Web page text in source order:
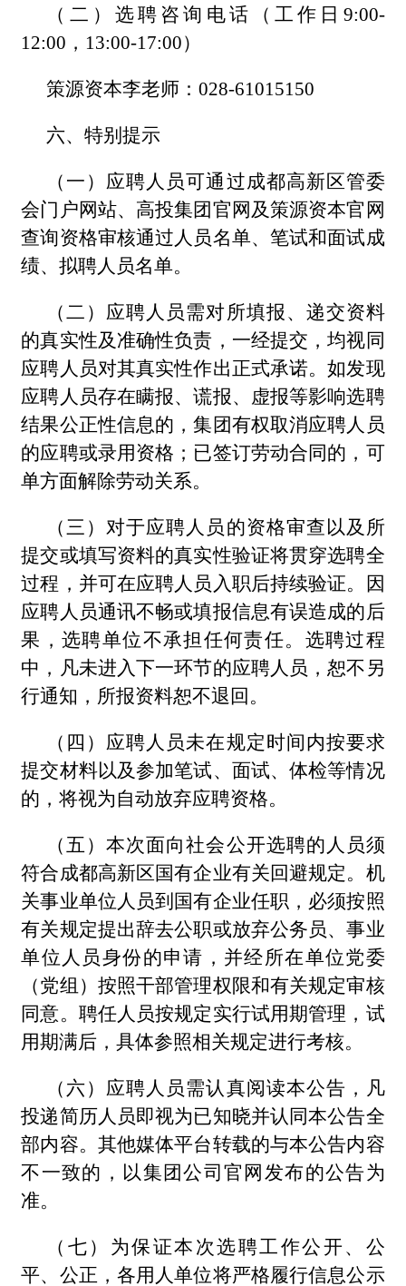
（二）选聘咨询电话（工作日9:00-
12:00，13:00-17:00）
策源资本李老师：028-61015150
六、特别提示
（一）应聘人员可通过成都高新区管委
会门户网站、高投集团官网及策源资本官网
查询资格审核通过人员名单、笔试和面试成
绩、拟聘人员名单。
（二）应聘人员需对所填报、递交资料
的真实性及准确性负责，一经提交，均视同
应聘人员对其真实性作出正式承诺。如发现
应聘人员存在瞒报、谎报、虚报等影响选聘
结果公正性信息的，集团有权取消应聘人员
的应聘或录用资格；已签订劳动合同的，可
单方面解除劳动关系。
（三）对于应聘人员的资格审查以及所
提交或填写资料的真实性验证将贯穿选聘全
过程，并可在应聘人员入职后持续验证。因
应聘人员通讯不畅或填报信息有误造成的后
果，选聘单位不承担任何责任。选聘过程
中，凡未进入下一环节的应聘人员，恕不另
行通知，所报资料恕不退回。
（四）应聘人员未在规定时间内按要求
提交材料以及参加笔试、面试、体检等情况
的，将视为自动放弃应聘资格。
（五）本次面向社会公开选聘的人员须
符合成都高新区国有企业有关回避规定。机
关事业单位人员到国有企业任职，必须按照
有关规定提出辞去公职或放弃公务员、事业
单位人员身份的申请，并经所在单位党委
（党组）按照干部管理权限和有关规定审核
同意。聘任人员按规定实行试用期管理，试
用期满后，具体参照相关规定进行考核。
（六）应聘人员需认真阅读本公告，凡
投递简历人员即视为已知晓并认同本公告全
部内容。其他媒体平台转载的与本公告内容
不一致的，以集团公司官网发布的公告为
准。
（七）为保证本次选聘工作公开、公
平、公正，各用人单位将严格履行信息公示